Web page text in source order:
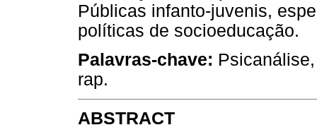
Públicas infanto-juvenis,
políticas de socioeducação.
Palavras-chave:
rap.
ABSTRACT